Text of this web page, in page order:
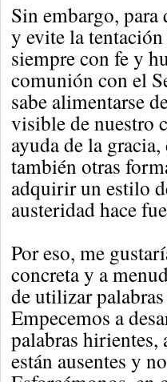
Sin embargo, para
y evite la
siempre con fe y
comunión con el
sabe alimentarse
visible de nuestro
ayuda de la
también otras
adquirir un estilo
austeridad hace
Por eso, me
concreta y a
de utilizar
Empecemos a
palabras
están ausentes y